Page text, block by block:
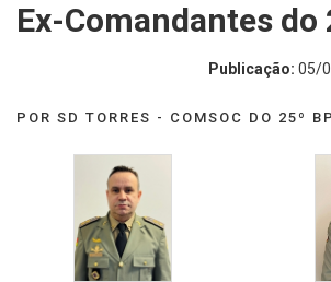
busca
Ex-Comandantes do
Publicação: 05/
POR SD TORRES - COMSOC DO 25º